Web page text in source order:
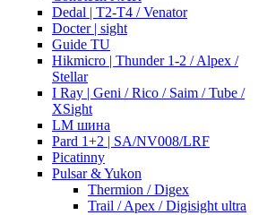
Dedal | T2-T4 / Venator
Docter | sight
Guide TU
Hikmicro | Thunder 1-2 / Alpex /
Stellar
I Ray | Geni / Rico / Saim / Tube /
XSight
LM шина
Pard 1+2 | SA/NV008/LRF
Picatinny
Pulsar & Yukon
Thermion / Digex
Trail / Apex / Digisight ultra